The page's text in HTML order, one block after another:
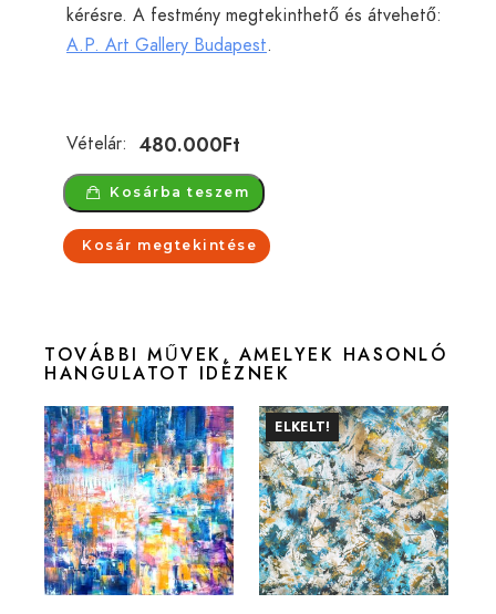
kérésre. A festmény megtekinthető és átvehető:
A.P. Art Gallery Budapest.
Vételár: 480.000Ft
Kosárba teszem
Kosár megtekintése
TOVÁBBI MŰVEK, AMELYEK HASONLÓ
HANGULATOT IDÉZNEK
ELKELT!